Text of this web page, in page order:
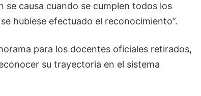
se causa cuando se cumplen todos los
hubiese efectuado el reconocimiento”.
para los docentes oficiales retirados,
su trayectoria en el sistema